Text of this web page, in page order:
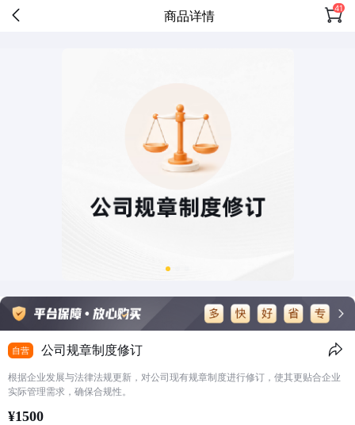
商品详情 41
自营 公司规章制度修订
根据企业发展与法律法规更新，对公司现有规章制度进行修订，使其更贴合企业
实际管理需求，确保合规性。
¥1500